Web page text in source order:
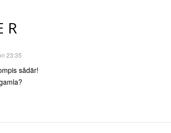
23:35
sådär!